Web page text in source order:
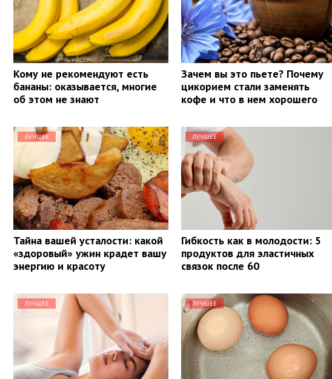
Кому не рекомендуют есть
бананы: оказывается, многие
об этом не знают
Зачем вы это пьете? Почему
цикорием стали заменять
кофе и что в нем хорошего
ЛУЧШЕЕ
Тайна вашей усталости: какой
«здоровый» ужин крадет вашу
энергию и красоту
ЛУЧШЕЕ
Гибкость как в молодости: 5
продуктов для эластичных
связок после 60
ЛУЧШЕЕ ЛУЧШЕЕ